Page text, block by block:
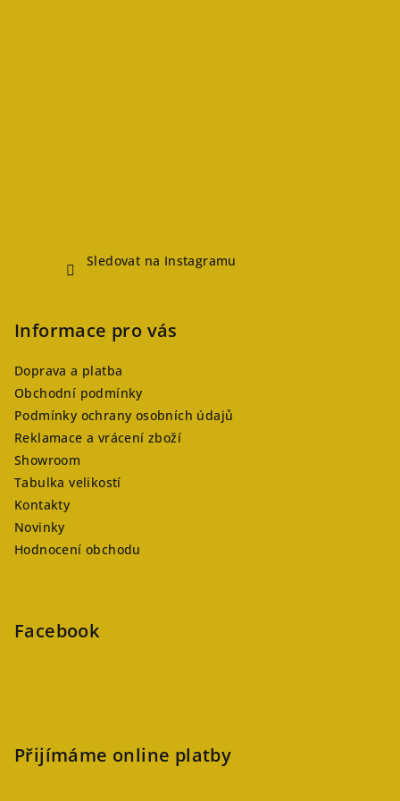
Sledovat na Instagramu
Informace pro vás
Doprava a platba
Obchodní podmínky
Podmínky ochrany osobních údajů
Reklamace a vrácení zboží
Showroom
Tabulka velikostí
Kontakty
Novinky
Hodnocení obchodu
Facebook
Přijímáme online platby